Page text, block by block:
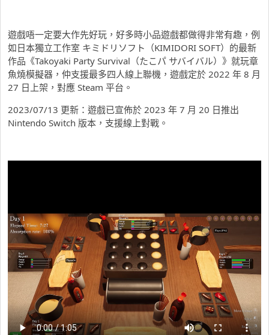
遊戲唔一定要大作先好玩，好多時小品遊戲都做得非常有趣，例
如日本獨立工作室 キミドリソフト（KIMIDORI SOFT）的最新
作品《Takoyaki Party Survival（たこパ サバイバル）》就玩章
魚燒模擬器，仲支援最多四人線上聯機，遊戲定於 2022 年 8 月
27 日上架，對應 Steam 平台。
2023/07/13 更新：遊戲已宣佈於 2023 年 7 月 20 日推出
Nintendo Switch 版本，支援線上對戰。